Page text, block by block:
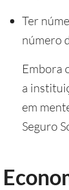
Ter
número
Embora
a
em
Seguro